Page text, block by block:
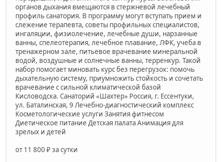
органов дыхания вмещаются в стержневой лечебный
профиль санатория. В программу могут вступать прием и
слежение терапевта, советы профильных специалистов,
ингаляции, физиолечение, лечебные души, нарзанные
ванны, спелеотерапия, лечебное плавание, ЛФК, учеба в
тренажерном зале, питьевое врачевание минеральной
водой, воздушные и солнечные ванны, терренкур. Такой
набор помогает миновать курс без перегрузок: помочь
дыхательную систему, приумножить стойкость и сочетать
врачевание с сильной климатической базой
Кисловодска. Санаторий «Шахтер» Россия, г. Ессентуки,
ул. Баталинская, 9 Лечебно-диагностический комплекс
Косметологические услуги Занятия фитнесом
Диетическое питание Детская палата Анимация для
зрелых и детей
от 11 800 ₽ за сутки